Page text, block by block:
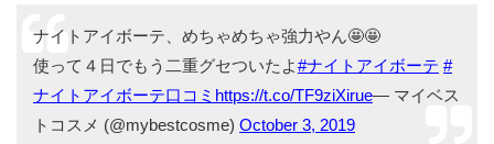
ナイトアイボーテ、めちゃめちゃ強力やん🤩🤩
使って４日でもう二重グセついたよ#ナイトアイボーテ #
ナイトアイボーテ口コミ https://t.co/TF9ziXirue— マイベス
トコスメ (@mybestcosme) October 3, 2019